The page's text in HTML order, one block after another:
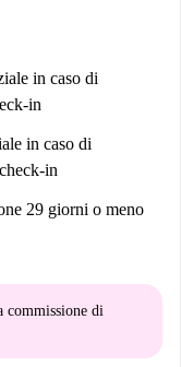
in caso di
in
in caso di
in
29 giorni o meno
commissione di